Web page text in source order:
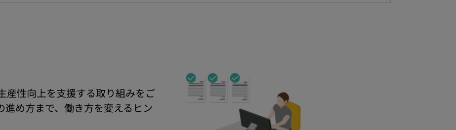
産性向上を支援する取り組みをご
め方まで、働き方を変えるヒン